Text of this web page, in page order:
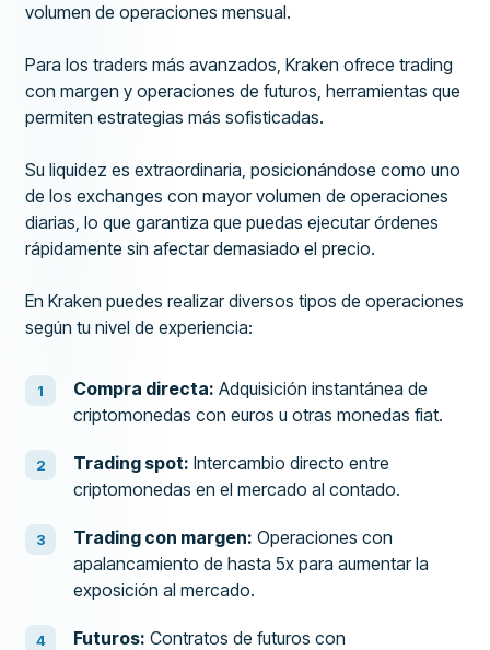
volumen de operaciones mensual.
Para los traders más avanzados, Kraken ofrece trading
con margen y operaciones de futuros, herramientas que
permiten estrategias más sofisticadas.
Su liquidez es extraordinaria, posicionándose como uno
de los exchanges con mayor volumen de operaciones
diarias, lo que garantiza que puedas ejecutar órdenes
rápidamente sin afectar demasiado el precio.
En Kraken puedes realizar diversos tipos de operaciones
según tu nivel de experiencia:
Compra directa: Adquisición instantánea de
criptomonedas con euros u otras monedas fiat.
Trading spot: Intercambio directo entre
criptomonedas en el mercado al contado.
Trading con margen: Operaciones con
apalancamiento de hasta 5x para aumentar la
exposición al mercado.
Futuros: Contratos de futuros con